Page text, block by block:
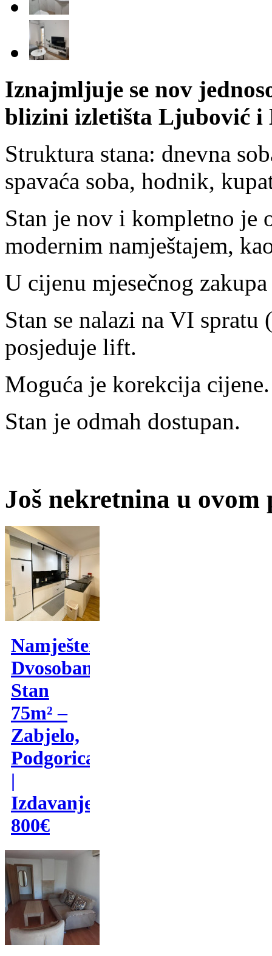
Iznajmljuje se nov
blizini izletišta Ljubović
Struktura stana: dnevna
spavaća soba, hodnik,
Stan je nov i kompletno je
modernim namještajem,
U cijenu mjesečnog
Stan se nalazi na VI
posjeduje lift.
Moguća je korekcija cijene.
Stan je odmah dostupan.
Još nekretnina u ovom
Namješten
Dvosoban
Stan
75m² –
Zabjelo,
Podgorica
|
Izdavanje
800€